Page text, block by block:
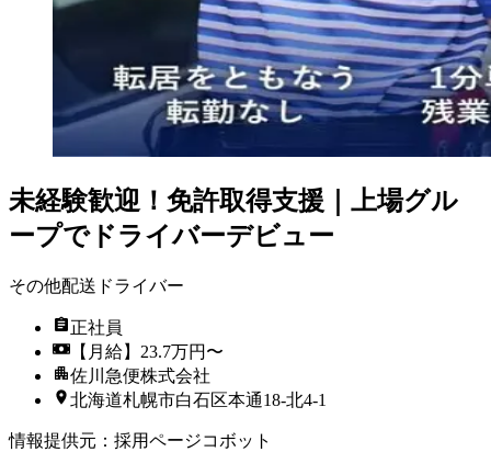
未経験歓迎！免許取得支援｜上場グル
ープでドライバーデビュー
その他配送ドライバー
正社員
【月給】23.7万円〜
佐川急便株式会社
北海道札幌市白石区本通18-北4-1
情報提供元 ： 採用ページコボット